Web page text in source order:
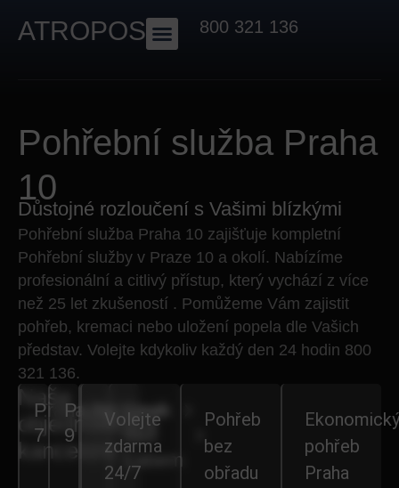
ATROPOS 800 321 136
Pohřební služba Praha
10
Důstojné rozloučení s Vašimi blízkými
Pohřební služba Praha 10 zajišťuje kompletní
Pohřební služby v Praze 10 a okolí. Nabízíme
profesionální a citlivý přístup, který vychází z více
než 25 let zkušeností . Pomůžeme Vám zajistit
pohřeb, kremaci nebo uložení popela dle Vašich
představ. Volejte kdykoliv každý den 24 hodin 800
321 136.
Naše
objednávkové
kanceláře
Praha
7
Praha
9
Nymburk
Lysá
nad
Labem
Pohřeb
bez
obřadu
pohřeb
Praha
Volejte
zdarma
24/7